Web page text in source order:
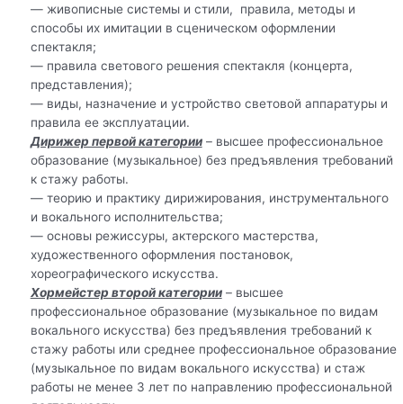
— живописные системы и стили, правила, методы и
способы их имитации в сценическом оформлении
спектакля;
— правила светового решения спектакля (концерта,
представления);
— виды, назначение и устройство световой аппаратуры и
правила ее эксплуатации.
Дирижер первой категории– высшее профессиональное
образование (музыкальное) без предъявления требований
к стажу работы.
— теорию и практику дирижирования, инструментального
и вокального исполнительства;
— основы режиссуры, актерского мастерства,
художественного оформления постановок,
хореографического искусства.
Хормейстер второй категории– высшее
профессиональное образование (музыкальное по видам
вокального искусства) без предъявления требований к
стажу работы или среднее профессиональное образование
(музыкальное по видам вокального искусства) и стаж
работы не менее 3 лет по направлению профессиональной